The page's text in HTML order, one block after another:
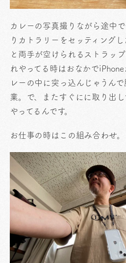
カレーの写真撮りながら途中
りカトラリーをセッティング
と両手が空けられるストラッ
れやってる時はおなかで
レーの中に突っ込んじゃうん
業。で、またすぐにに取り出
やってるんです。
お仕事の時はこの組み合わせ。